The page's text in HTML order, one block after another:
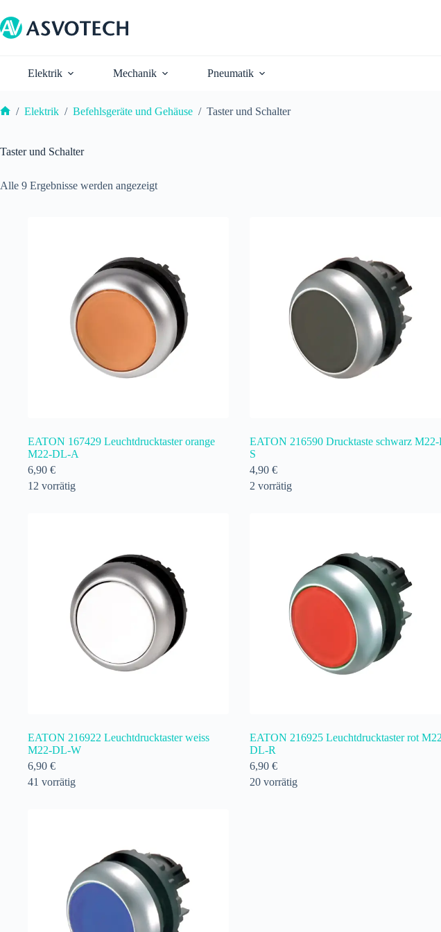
Inhalt
springen
Elektrik Mechanik Pneumatik
/ Elektrik / Befehlsgeräte und Gehäuse / Taster und Schalter
Taster und Schalter
Alle 9 Ergebnisse werden angezeigt
EATON 167429 Leuchtdrucktaster orange
M22-DL-A
6,90 €
12 vorrätig
EATON 216590 Drucktaste schwarz
S
4,90 €
2 vorrätig
EATON 216922 Leuchtdrucktaster weiss
M22-DL-W
6,90 €
41 vorrätig
EATON 216925 Leuchtdrucktaster rot
DL-R
6,90 €
20 vorrätig